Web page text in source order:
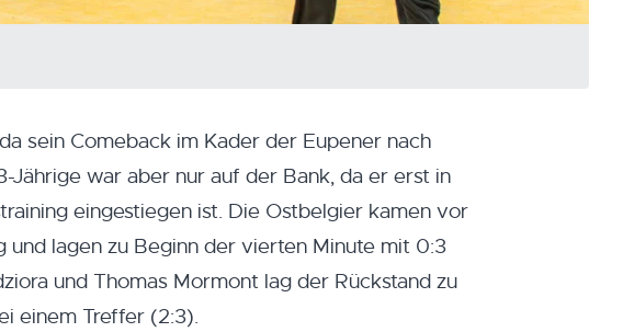
sein Comeback im Kader der Eupener nach
Jährige war aber nur auf der Bank, da er erst in
eingestiegen ist. Die Ostbelgier kamen vor
und lagen zu Beginn der vierten Minute mit 0:3
und Thomas Mormont lag der Rückstand zu
einem Treffer (2:3).